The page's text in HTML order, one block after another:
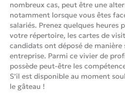
nombreux cas, peut être une
notamment lorsque vous êtes
salariés. Prenez quelques heures
votre répertoire, les cartes de
candidats ont déposé de
entreprise. Parmi ce vivier de
possède peut-être les
S’il est disponible au moment
le gâteau !